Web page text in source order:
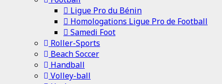
Ligue Pro du Bénin
Homologations Ligue Pro de Football
Samedi Foot
Roller-Sports
Beach Soccer
Handball
Volley-ball